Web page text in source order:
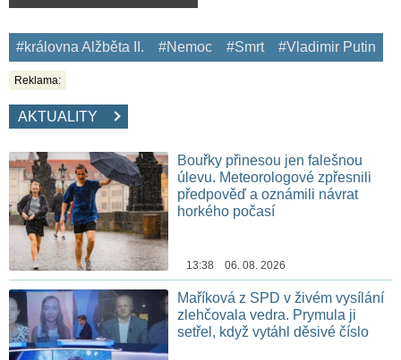
#královna Alžběta II. #Nemoc #Smrt #Vladimir Putin
Reklama:
AKTUALITY
Bouřky přinesou jen falešnou
úlevu. Meteorologové zpřesnili
předpověď a oznámili návrat
horkého počasí
13:38 06. 08. 2026
Maříková z SPD v živém vysílání
zlehčovala vedra. Prymula ji
setřel, když vytáhl děsivé číslo